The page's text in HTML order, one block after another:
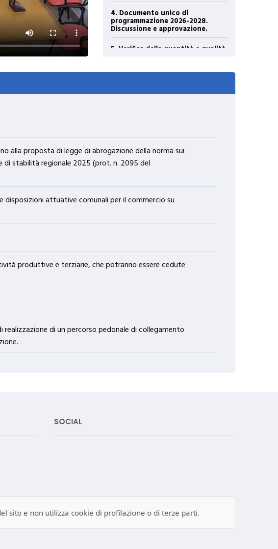
4. Documento unico di
programmazione 2026-2028.
Discussione e approvazione.
5. Verifica della quantità e qualità
attività produttive e terziarie,
Direzione regionale dei Musei
nazionali della Basilicata.
Progetto di realizzazione di un
collegamento tra l’anfiteatro
nel Parco archeologico di Venosa.
Autorizzazione.
alla proposta di legge di abrogazione della norma sui
di stabilità regionale 2025 (prot. n. 2095 del
disposizioni attuative comunali per il commercio su
produttive e terziarie, che potranno essere cedute
di un percorso pedonale di collegamento
SOCIAL
sito e non utilizza cookie di profilazione o di terze parti.